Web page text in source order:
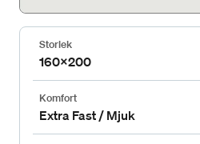
Storlek
160x200
Komfort
Extra Fast / Mjuk